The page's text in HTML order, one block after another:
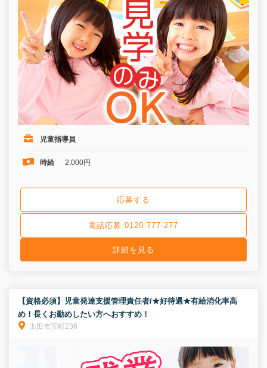
児童指導員
時給 2,000円
応募する
電話応募 0120-777-277
詳細を見る
【資格必須】児童発達支援管理責任者/★好待遇★有給消化率高
め！長くお勤めしたい方へおすすめ！
太田市宝町236